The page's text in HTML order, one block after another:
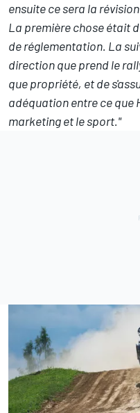
ensuite ce sera la
La première chose était
de réglementation. La
direction que prend le
que propriété, et de
adéquation entre ce que
marketing et le sport."